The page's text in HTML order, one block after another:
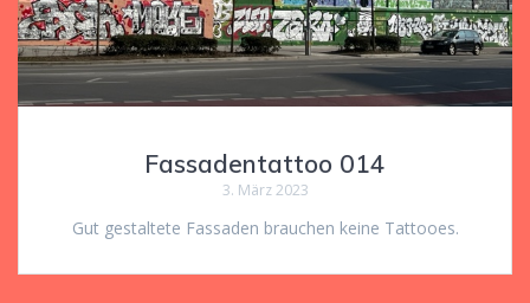
Fassadentattoo 014
3. März 2023
Gut gestaltete Fassaden brauchen keine Tattooes.